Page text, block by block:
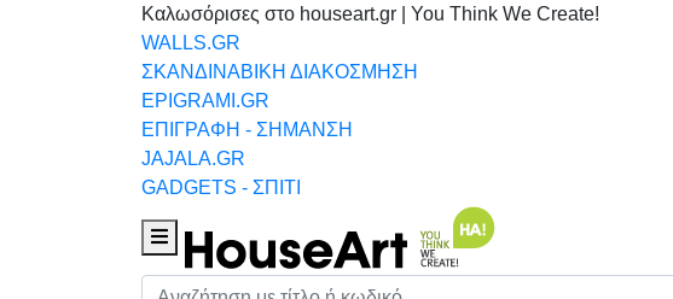
Καλωσόρισες στο houseart.gr | You Think We Create!
WALLS.GR
ΣΚΑΝΔΙΝΑΒΙΚΗ ΔΙΑΚΟΣΜΗΣΗ
EPIGRAMI.GR
ΕΠΙΓΡΑΦΗ - ΣΗΜΑΝΣΗ
JAJALA.GR
GADGETS - ΣΠΙΤΙ
Houseart Menu
Αναζήτηση